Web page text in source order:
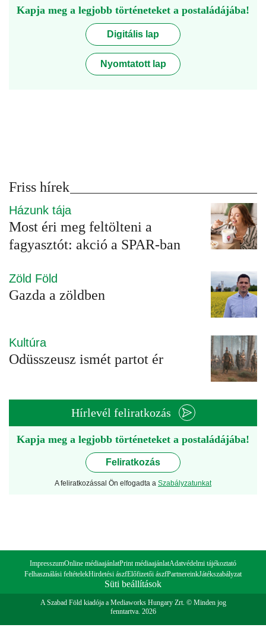
Kapja meg a legjobb történeteket a postaládájába!
Digitális lap
Nyomtatott lap
Friss hírek
Házunk tája
Most éri meg feltölteni a
fagyasztót: akció a SPAR-ban
Zöld Föld
Gazda a zöldben
Kultúra
Odüsszeusz ismét partot ér
Hírlevél feliratkozás
Kapja meg a legjobb történeteket a postaládájába!
Feliratkozás
A feliratkozással Ön elfogadta a Szabályzatunkat
ImpresszumOnline médiaajánlatPrint médiaajánlatAdatvédelmi tájékoztató
Felhasználási feltételekHirdetési ászfElőfizetői ászfPartnereinkJátékszabályzat
Süti beállítások
A Szabad Föld kiadója a Mediaworks Hungary Zrt. © Minden jog
fenntartva. 2026